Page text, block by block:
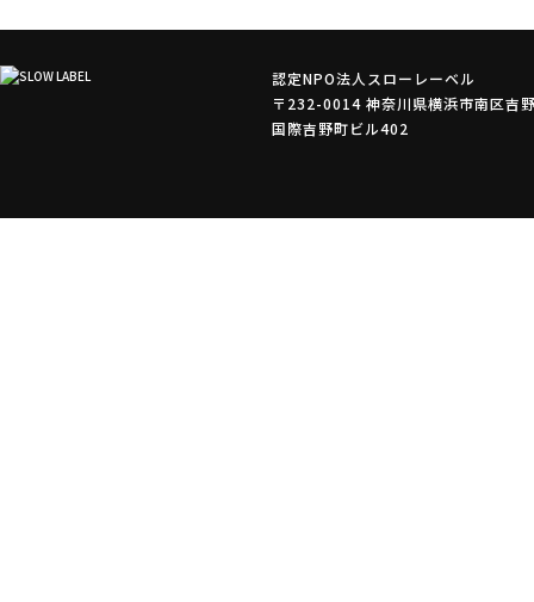
認定NPO法人スローレーベル
〒232-0014 神奈川県横浜市南区吉
国際吉野町ビル402